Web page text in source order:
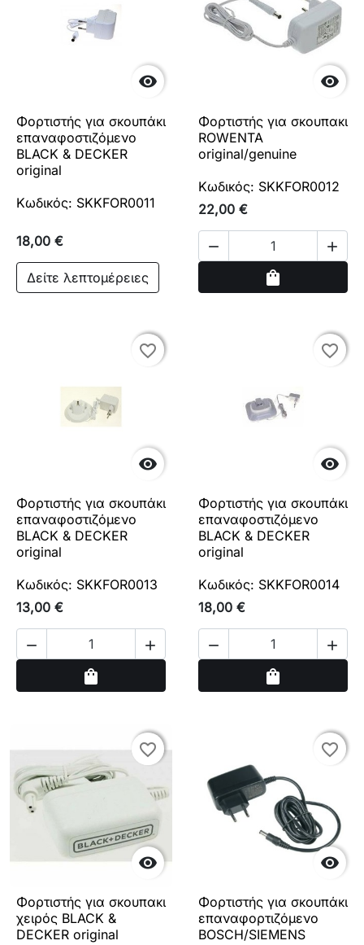

Φορτιστής για σκουπάκι
επαναφοστιζόμενο
BLACK & DECKER
original
Κωδικός: SKKFOR0011
18,00 €
Δείτε λεπτομέρειες

Φορτιστής για σκουπακι
ROWENTA
original/genuine
Κωδικός: SKKFOR0012
22,00 €
 
shopping_bag

favorite_border
favorite_border
Φορτιστής για σκουπάκι
επαναφοστιζόμενο
BLACK & DECKER
original
Κωδικός: SKKFOR0013
13,00 €
 
shopping_bag

favorite_border
favorite_border
Φορτιστής για σκουπάκι
επαναφοστιζόμενο
BLACK & DECKER
original
Κωδικός: SKKFOR0014
18,00 €
 
shopping_bag

favorite_border
favorite_border
Φορτιστής για σκουπακι
χειρός BLACK &
DECKER original

favorite_border
favorite_border
Φορτιστής για σκουπάκι
επαναφορτιζόμενο
BOSCH/SIEMENS